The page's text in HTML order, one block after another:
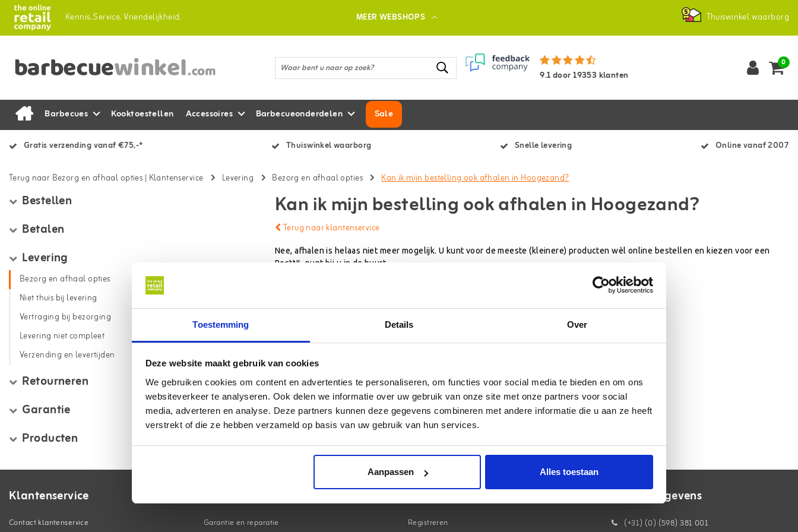
Toestemming Details Over
Deze website maakt gebruik van cookies
We gebruiken cookies om content en advertenties te personaliseren, om functies voor social media te bieden en om ons
websiteverkeer te analyseren. Ook delen we informatie over uw gebruik van onze site met onze partners voor social
media, adverteren en analyse. Deze partners kunnen deze gegevens combineren met andere informatie die u aan ze heeft
verstrekt of die ze hebben verzameld op basis van uw gebruik van hun services.
Aanpassen Alles toestaan
Kennis.Service.Vriendelijkheid. MEER WEBSHOPS Thuiswinkel waarborg
9.1door19353 klanten
0
Barbecues Kooktoestellen Accessoires Barbecueonderdelen Sale
Gratis verzending vanaf €75,-* Thuiswinkel waarborg Snelle levering Online vanaf 2007
Terug naar Bezorg en afhaal opties | Klantenservice Levering Bezorg en afhaal opties Kan ik mijn bestelling ook afhalen in Hoogezand?
Bestellen
Betalen
Levering
Bezorg en afhaal opties
Niet thuis bij levering
Vertraging bij bezorging
Levering niet compleet
Verzending en levertijden
Retourneren
Garantie
Producten
Kan ik mijn bestelling ook afhalen in Hoogezand?
Terug naar klantenservice
Nee, afhalen is helaas niet meer mogelijk. U kunt voor de meeste (kleinere) producten wèl online bestellen en kiezen voor een
PostNL-punt bij u in de buurt.
Klantenservice
Contact klantenservice Garantie en reparatie
Mijn account
Registreren
Contactgegevens
(+31) (0) (598) 381 001